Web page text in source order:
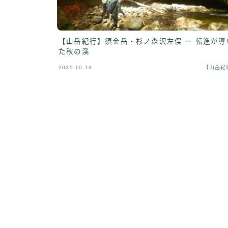
【山岳紀行】須金岳・杉ノ森沢左俣 ー 転進が導
た秋の渓
2025.10.13 【山岳紀